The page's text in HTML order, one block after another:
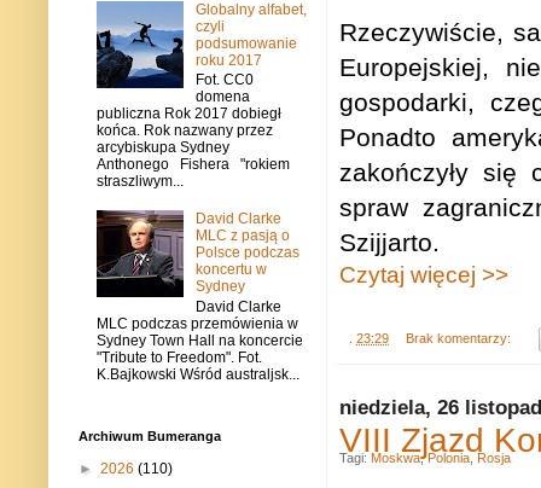
Rzeczywiście,
Europejskiej,
gospodarki,
Ponadto
zakończyły się
spraw
Szijjarto.
Czytaj więcej >>
23:29 Brak komentarzy:
niedziela, 26
VIII Zjazd
Tagi: Moskwa,Polonia, Rosja
Globalny alfabet,
czyli
podsumowanie
roku 2017
Fot. CC0
domena
publiczna Rok 2017 dobiegł
końca. Rok nazwany przez
arcybiskupa Sydney
Anthonego Fishera "rokiem
straszliwym...
David Clarke
MLC z pasją o
Polsce podczas
koncertu w
Sydney
David Clarke
MLC podczas przemówienia w
Sydney Town Hall na koncercie
"Tribute to Freedom". Fot.
K.Bajkowski Wśród australjsk...
Archiwum Bumeranga
► 2026 (110)